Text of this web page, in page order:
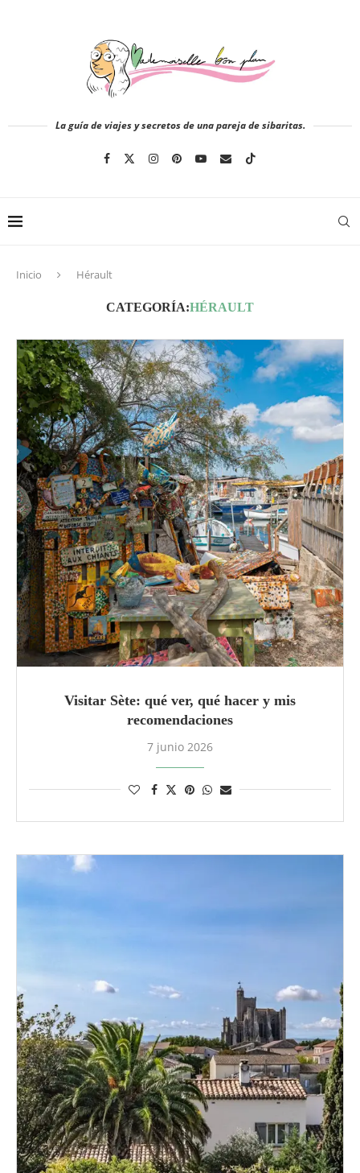
La guía de viajes y secretos de una pareja de sibaritas.
Inicio Hérault
CATEGORÍA:HÉRAULT
Visitar Sète: qué ver, qué hacer y mis
recomendaciones
7 junio 2026